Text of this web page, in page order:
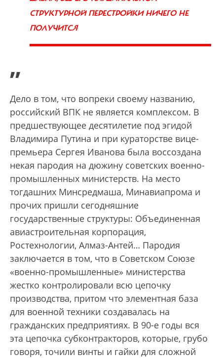
СТРУКТУРНОЙ ПЕРЕСТРОЙКИ НИЧЕГО НЕ
ПОЛУЧИТСЯ
”
Дело в том, что вопреки своему названию,
российский ВПК не является комплексом. В
предшествующее десятилетие под эгидой
Владимира Путина и при кураторстве вице-
премьера Сергея Иванова была воссоздана
некая пародия на дюжину советских военно-
промышленных министерств. На место
тогдашних Минсредмаша, Минавиапрома и
прочих пришли сегодняшние
государственные структуры: Объединенная
авиастроительная корпорация,
Ростехнологии, Алмаз-Антей… Пародия
заключается в том, что в Советском Союзе
«военно-промышленные» министерства
жестко контролировали всю цепочку
производства, притом что элементная база
для военной техники создавалась на
гражданских предприятиях. В 90-е годы вся
эта цепочка субконтракторов, которые, грубо
говоря, точили винты и гайки для сложной